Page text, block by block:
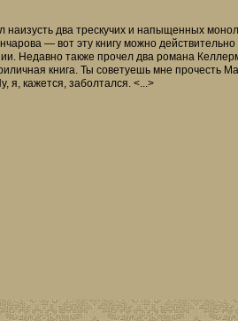
наизусть два трескучих и напыщенных
— вот эту книгу можно действительно
Недавно также прочел два романа
книга. Ты советуешь мне прочесть
я, кажется, заболтался. <...>